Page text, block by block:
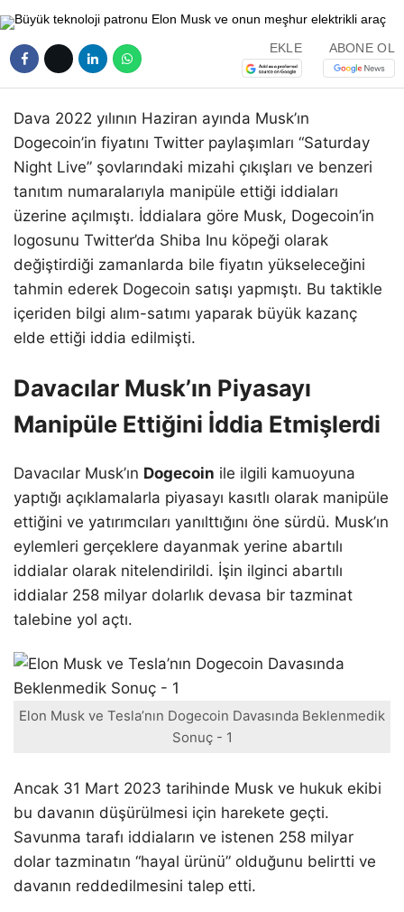
EKLE ABONE OL
Dava 2022 yılının Haziran ayında Musk’ın
Dogecoin’in fiyatını Twitter paylaşımları “Saturday
Night Live” şovlarındaki mizahi çıkışları ve benzeri
tanıtım numaralarıyla manipüle ettiği iddiaları
üzerine açılmıştı. İddialara göre Musk, Dogecoin’in
logosunu Twitter’da Shiba Inu köpeği olarak
değiştirdiği zamanlarda bile fiyatın yükseleceğini
tahmin ederek Dogecoin satışı yapmıştı. Bu taktikle
içeriden bilgi alım-satımı yaparak büyük kazanç
elde ettiği iddia edilmişti.
Davacılar Musk’ın Piyasayı
Manipüle Ettiğini İddia Etmişlerdi
Davacılar Musk’ın Dogecoin ile ilgili kamuoyuna
yaptığı açıklamalarla piyasayı kasıtlı olarak manipüle
ettiğini ve yatırımcıları yanılttığını öne sürdü. Musk’ın
eylemleri gerçeklere dayanmak yerine abartılı
iddialar olarak nitelendirildi. İşin ilginci abartılı
iddialar 258 milyar dolarlık devasa bir tazminat
talebine yol açtı.
Elon Musk ve Tesla’nın Dogecoin Davasında Beklenmedik
Sonuç - 1
Ancak 31 Mart 2023 tarihinde Musk ve hukuk ekibi
bu davanın düşürülmesi için harekete geçti.
Savunma tarafı iddiaların ve istenen 258 milyar
dolar tazminatın “hayal ürünü” olduğunu belirtti ve
davanın reddedilmesini talep etti.